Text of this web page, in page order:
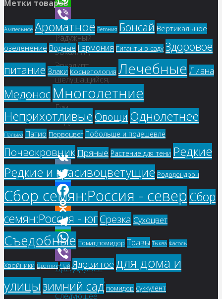
WhatsApp
Viber
Радужный
Эвкалипт,
Эвкалипт
шелушащийся,
Минданао
Гум,
Радуга
Гум
VK
Twitter
Facebook
Odnoklassniki
Telegram
WhatsApp
Viber
Предыдущее
изображение
Следующее
Метки товаров
Ампельное Ароматное Бегония Бонсай Вертикальное
озеленение Водные Гармония Гиганты в саду Здоровое
питание Злаки Косметология Лечебные Лиана
МедоносМноголетние
Неприхотливые Овощи Однолетнее
Пальма Патио Первоцвет Побольше и подешевле
Почвокровник Пряные Растение для тени Редкие
Редкие и красивоцветущие Рододендрон
Сбор семян:Россия - северСбор
семян:Россия - югСрезка Сухоцвет
Съедобные Томат,помидор Травы Тыква Фасоль
Хвойники Цветник Чай Ядовитое для дома и
улицызимний сад помидор суккулент